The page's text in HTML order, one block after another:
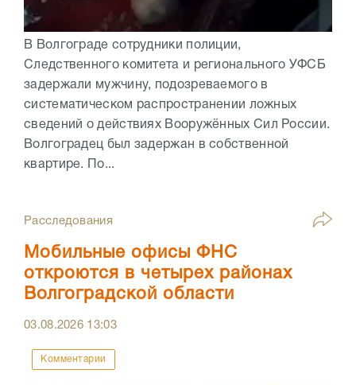
В Волгограде сотрудники полиции,
Следственного комитета и регионального УФСБ
задержали мужчину, подозреваемого в
систематическом распространении ложных
сведений о действиях Вооружённых Сил России.
Волгоградец был задержан в собственной
квартире. По...
Расследования
Мобильные офисы ФНС
откроются в четырех районах
Волгоградской области
03.08.2026 13:03
Комментарии